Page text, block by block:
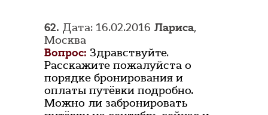
62. Дата: 16.02.2016 Лариса,
Москва
Вопрос: Здравствуйте.
Расскажите пожалуйста о
порядке бронирования и
оплаты путёвки подробно.
Можно ли забронировать